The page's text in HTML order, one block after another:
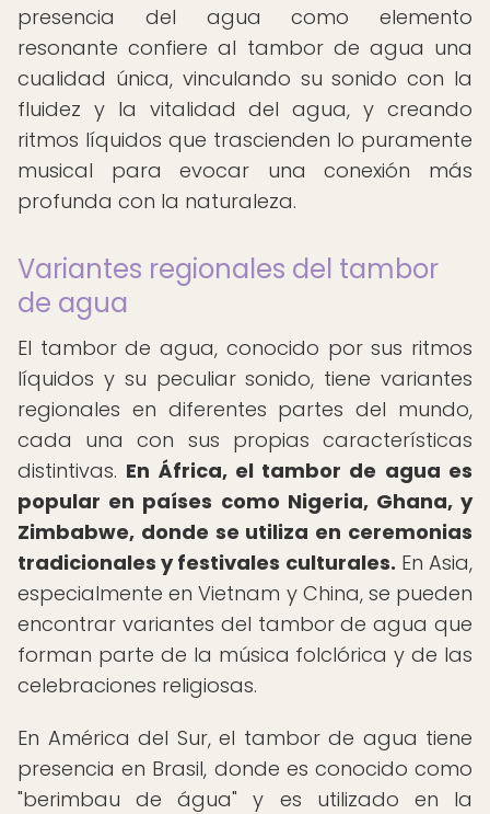
presencia del agua como elemento
resonante confiere al tambor de agua una
cualidad única, vinculando su sonido con la
fluidez y la vitalidad del agua, y creando
ritmos líquidos que trascienden lo puramente
musical para evocar una conexión más
profunda con la naturaleza.
Variantes regionales del tambor
de agua
El tambor de agua, conocido por sus ritmos
líquidos y su peculiar sonido, tiene variantes
regionales en diferentes partes del mundo,
cada una con sus propias características
distintivas. En África, el tambor de agua es
popular en países como Nigeria, Ghana, y
Zimbabwe, donde se utiliza en ceremonias
tradicionales y festivales culturales. En Asia,
especialmente en Vietnam y China, se pueden
encontrar variantes del tambor de agua que
forman parte de la música folclórica y de las
celebraciones religiosas.
En América del Sur, el tambor de agua tiene
presencia en Brasil, donde es conocido como
"berimbau de água" y es utilizado en la